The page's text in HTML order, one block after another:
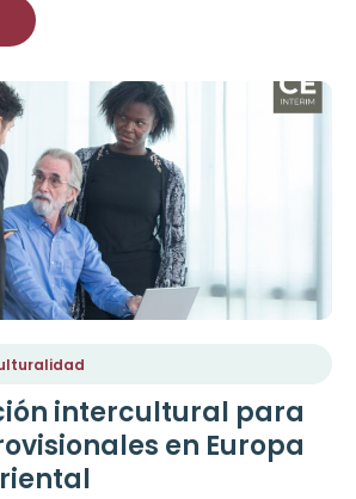
intercultural para
en Europa